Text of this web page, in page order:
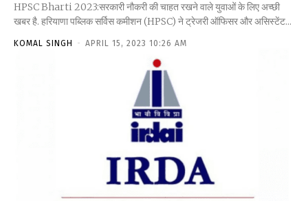
HPSC Bharti 2023:सरकारी नौकरी की चाहत रखने वाले युवाओं के लिए अच्छी
खबर है. हरियाणा पब्लिक सर्विस कमीशन (HPSC) ने ट्रेजरी ऑफिसर और असिस्टेंट...
KOMAL SINGH - APRIL 15, 2023 10:26 AM